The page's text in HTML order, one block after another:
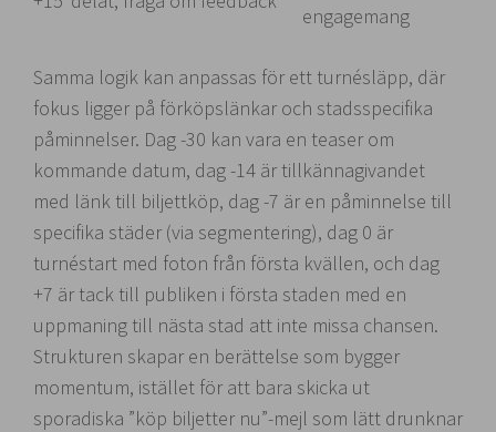
engagemang
Samma logik kan anpassas för ett turnésläpp, där
fokus ligger på förköpslänkar och stadsspecifika
påminnelser. Dag -30 kan vara en teaser om
kommande datum, dag -14 är tillkännagivandet
med länk till biljettköp, dag -7 är en påminnelse till
specifika städer (via segmentering), dag 0 är
turnéstart med foton från första kvällen, och dag
+7 är tack till publiken i första staden med en
uppmaning till nästa stad att inte missa chansen.
Strukturen skapar en berättelse som bygger
momentum, istället för att bara skicka ut
sporadiska ”köp biljetter nu”-mejl som lätt drunknar